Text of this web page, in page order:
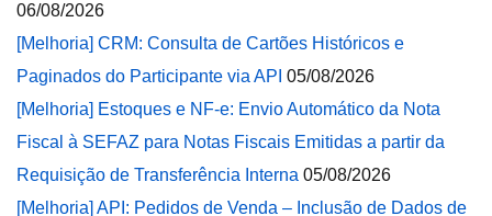
06/08/2026
[Melhoria] CRM: Consulta de Cartões Históricos e
Paginados do Participante via API 05/08/2026
[Melhoria] Estoques e NF-e: Envio Automático da Nota
Fiscal à SEFAZ para Notas Fiscais Emitidas a partir da
Requisição de Transferência Interna 05/08/2026
[Melhoria] API: Pedidos de Venda – Inclusão de Dados de